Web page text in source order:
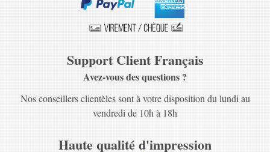
Support Client Français
Avez-vous des questions ?
Nos conseillers clientèles sont à votre disposition du lundi au
vendredi de 10h à 18h
Haute qualité d'impression